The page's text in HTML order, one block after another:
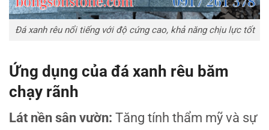
Đá xanh rêu nổi tiếng với độ cứng cao, khả năng chịu lực tốt
Ứng dụng của đá xanh rêu băm
chạy rãnh
Lát nền sân vườn: Tăng tính thẩm mỹ và sự